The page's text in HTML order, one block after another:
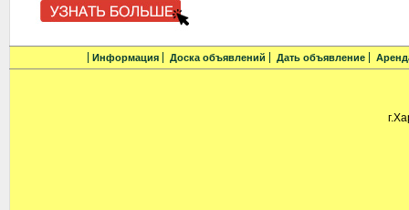
Информация Доска объявлений Дать объявление